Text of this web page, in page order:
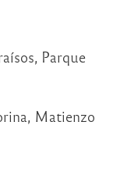
Parque
Matienzo